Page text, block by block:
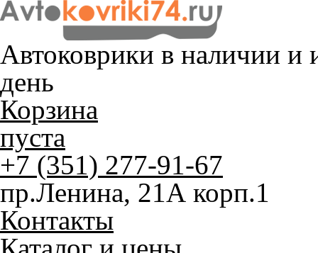
Автоковрики в наличии и
день
Корзина
пуста
+7 (351) 277-91-67
пр.Ленина, 21А корп.1
Контакты